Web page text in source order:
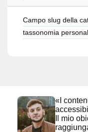
Campo slug della
tassonomia
«I
Il mio